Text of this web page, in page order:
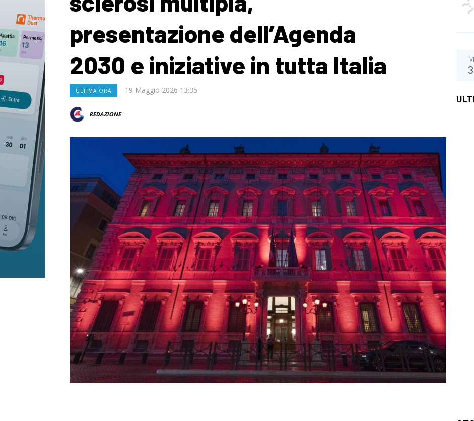
presentazione dell’Agenda
2030 e iniziative in tutta Italia
ULTIMA ORA 19 Maggio 2026 13:35
REDAZIONE